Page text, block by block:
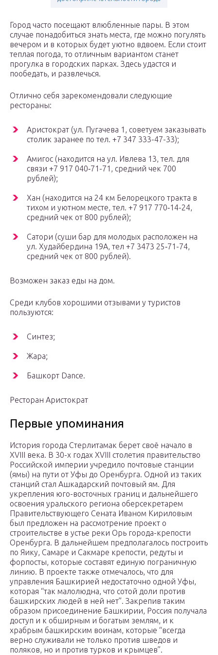
Город часто посещают влюбленные пары. В этом
случае понадобиться знать места, где можно погулять
вечером и в которых будет уютно вдвоем. Если стоит
теплая погода, то отличным вариантом станет
прогулка в городских парках. Здесь удастся и
пообедать, и развлечься.
Отлично себя зарекомендовали следующие
рестораны:
Аристократ (ул. Пугачева 1, советуем заказывать
столик заранее по тел. +7 347 333-47-33);
Амигос (находится на ул. Ивлева 13, тел. для
связи +7 917 040‑71-71, средний чек 700
рублей);
Хан (находится на 24 км Белорецкого тракта в
тихом и уютном месте, тел. +7 917 770‑14-24,
средний чек от 800 рублей);
Сатори (суши бар для молодых расположен на
ул. Худайбердина 19А, тел +7 3473 25‑71-74,
средний чек от 800 рублей).
Возможен заказ еды на дом.
Среди клубов хорошими отзывами у туристов
пользуются:
Синтез;
Жара;
Башкорт Dance.
Ресторан Аристократ
Первые упоминания
История города Стерлитамак берет своё начало в
XVIII века. В 30-х годах XVIII столетия правительство
Российской империи учредило почтовые станции
(ямы) на пути от Уфы до Оренбурга. Одной из таких
станций стал Ашкадарский почтовый ям. Для
укрепления юго-восточных границ и дальнейшего
освоения уральского региона оберсекретарем
Правительствующего Сената Иваном Кириловым
был предложен на рассмотрение проект о
строительстве в устье реки Орь города-крепости
Оренбурга. В дальнейшем предполагалось построить
по Яику, Самаре и Сакмаре крепости, редуты и
форпосты, которые составят единую пограничную
линию. В проекте также отмечалось, что для
управления Башкирией недостаточно одной Уфы,
которая “так малолюдна, что сотой доли против
башкирских людей в ней нет”. Закрепив таким
образом присоединение Башкирии, Россия получала
доступ и к обширным и богатым землям, и к
храбрым башкирским воинам, которые “всегда
верно служивали не только против шведов и
поляков, но и против турков и крымцев”.